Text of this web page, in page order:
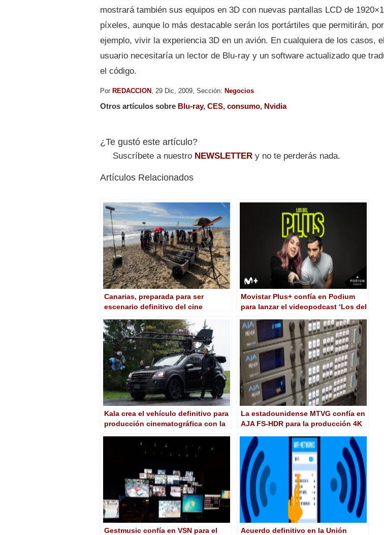
mostrará también sus equipos en 3D con nuevas pantallas LCD de
píxeles, aunque lo más destacable serán los portártiles que permitirán, por
ejemplo, vivir la experiencia 3D en un avión. En cualquiera de los casos, el
usuario necesitaría un lector de Blu-ray y un software actualizado que
el código.
Por REDACCION , 29 Dic, 2009, Sección: Negocios
Otros artículos sobre Blu-ray, CES, consumo, Nvidia
¿Te gustó este artículo?
Suscríbete a nuestro NEWSLETTER y no te perderás nada.
Artículos Relacionados
Canarias, preparada para ser
escenario definitivo del cine
a los incentivos
Movistar Plus+ confía en Podium
para lanzar el videopodcast ‘Los del
Kala crea el vehículo definitivo para
producción cinematográfica con la
La estadounidense MTVG confía en
AJA FS-HDR para la producción 4K
Gestmusic confía en VSN para el
Acuerdo definitivo en la Unión